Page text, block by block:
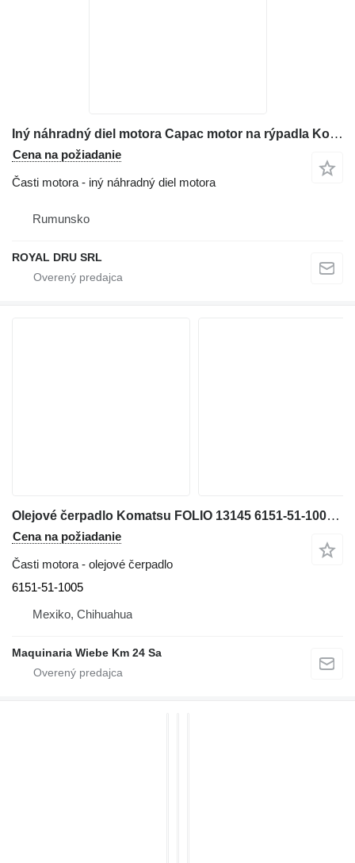
Iný náhradný diel motora Capac motor na rýpadla Komatsu PC210-11
Cena na požiadanie
Časti motora - iný náhradný diel motora
Rumunsko
ROYAL DRU SRL
Olejové čerpadlo Komatsu FOLIO 13145 6151-51-1005 na minirýpadla Komatsu
Cena na požiadanie
Časti motora - olejové čerpadlo
6151-51-1005
Mexiko, Chihuahua
Maquinaria Wiebe Km 24 Sa